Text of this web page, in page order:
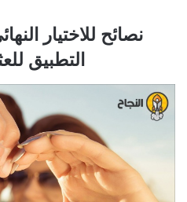
نصائح للاختيار
التطبيق